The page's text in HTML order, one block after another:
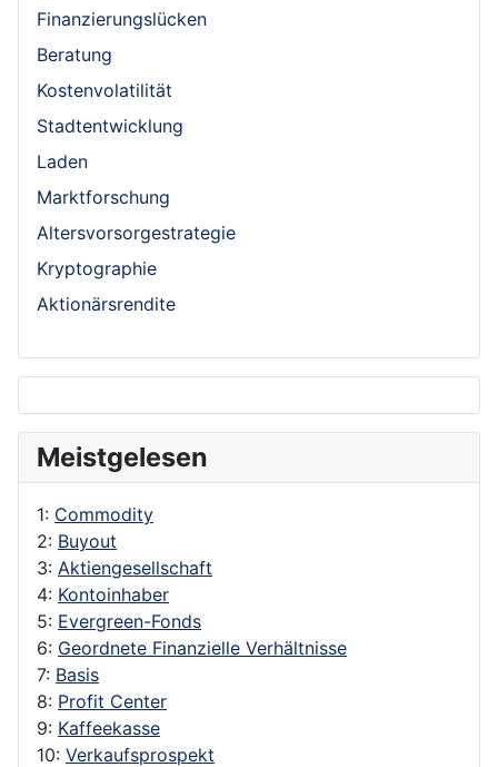
Finanzierungslücken
Beratung
Kostenvolatilität
Stadtentwicklung
Laden
Marktforschung
Altersvorsorgestrategie
Kryptographie
Aktionärsrendite
Meistgelesen
1: Commodity
2: Buyout
3: Aktiengesellschaft
4: Kontoinhaber
5: Evergreen-Fonds
6: Geordnete Finanzielle Verhältnisse
7: Basis
8: Profit Center
9: Kaffeekasse
10: Verkaufsprospekt